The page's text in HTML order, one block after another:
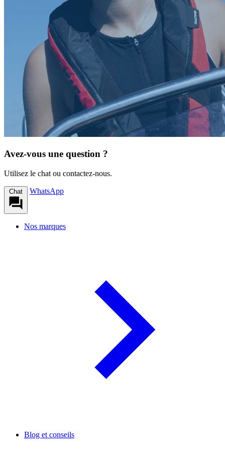
Avez-vous une question ?
Utilisez le chat ou contactez-nous.
Chat WhatsApp
Nos marques
Blog et conseils